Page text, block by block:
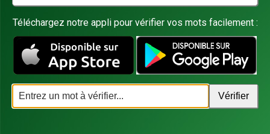
Téléchargez notre appli pour vérifier vos mots facilement :